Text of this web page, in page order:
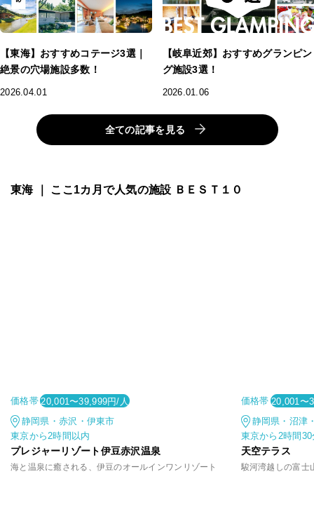
【東海】おすすめコテージ3選｜
絶景の穴場施設多数！
2026.04.01
【岐阜近郊】おすすめグランピン
グ施設3選！
2026.01.06
全ての記事を見る
東海 ｜ ここ1カ月で人気の施設 ＢＥＳＴ１０
価格帯 20,001〜39,999円/人
静岡県・赤沢・伊東市
東京から2時間以内
プレジャーリゾート伊豆赤沢温泉
海と温泉に癒される、伊豆のオールインワンリゾート
価格帯 20,001〜
静岡県・沼津
東京から2時間
天空テラス